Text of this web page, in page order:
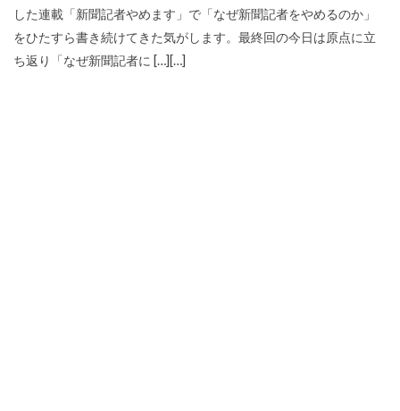
した連載「新聞記者やめます」で「なぜ新聞記者をやめるのか」
をひたすら書き続けてきた気がします。最終回の今日は原点に立
ち返り「なぜ新聞記者に […][…]